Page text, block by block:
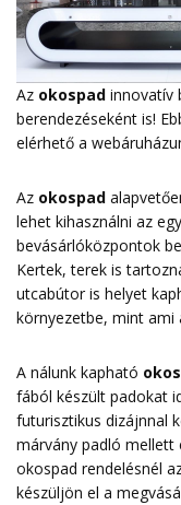
Az okospad innovatív
berendezéseként is!
elérhető a
Az okospad
lehet kihasználni az
bevásárlóközpontok
Kertek, terek is
utcabútor is helyet
környezetbe, mint ami
A nálunk kapható
fából készült padokat
futurisztikus dizájnnal
márvány padló mellett
okospad rendelésnél
készüljön el a